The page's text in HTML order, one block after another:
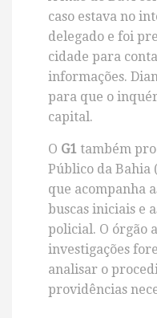
caso estava no
delegado e foi
cidade para
informações.
para que o
capital.
O G1 também
Público da Bahia
que acompanha
buscas iniciais e
policial. O órgão
investigações
analisar o
providências